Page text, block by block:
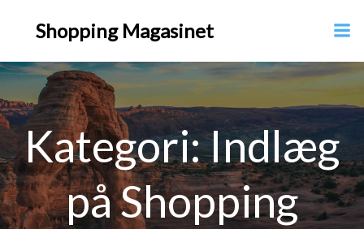
til
Shopping Magasinet
Kategori:Indlæg
på Shopping